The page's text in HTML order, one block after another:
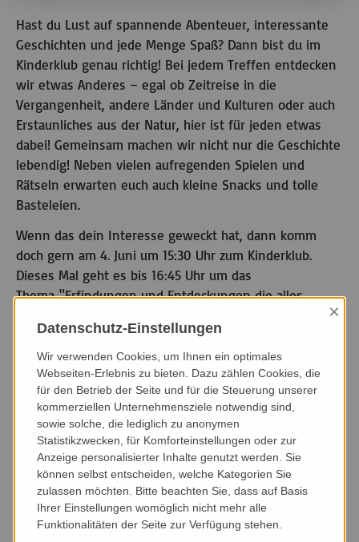
Datum & Uhrzeit
04.06.2026
15:30 - 16:45 Uhr
Veranstaltungsort
Stadtmuseum Riesa
Poppitzer Platz 3
Hast du Lust auf spannende Abenteuer, interessante
Geschichten und jede Menge Spaß? Dann bist du im
Kinderklub genau richtig! Bei jedem Treffen entdecken
wir etwas Anderes – egal ob Zeitreise in die
Vergangenheit, andere Länder und Kulturen oder auch
Erstaunliches aus der Natur, hier ist für jeden etwas
dabei! Gemeinsam machen wir nicht nur die Geschichte
lebendig! Neben vielen aufregenden Spielen und
Rätseln erwarten euch auch kleine Snacks und tolle
Basteleien.
Wenn das dein Interesse geweckt hat, dann komm
doch gern am 4. Juni um 15:30 Uhr zum Kinderklub.
Dieses Mal geht es bis 16:45 Uhr um das
Thema "Erfindungen und Entdeckungen die alles
Datenschutz-Einstellungen
×
Wir verwenden Cookies, um Ihnen ein optimales
Webseiten-Erlebnis zu bieten. Dazu zählen Cookies, die
für den Betrieb der Seite und für die Steuerung unserer
kommerziellen Unternehmensziele notwendig sind,
sowie solche, die lediglich zu anonymen
Statistikzwecken, für Komforteinstellungen oder zur
Anzeige personalisierter Inhalte genutzt werden. Sie
können selbst entscheiden, welche Kategorien Sie
zulassen möchten. Bitte beachten Sie, dass auf Basis
Ihrer Einstellungen womöglich nicht mehr alle
Funktionalitäten der Seite zur Verfügung stehen.